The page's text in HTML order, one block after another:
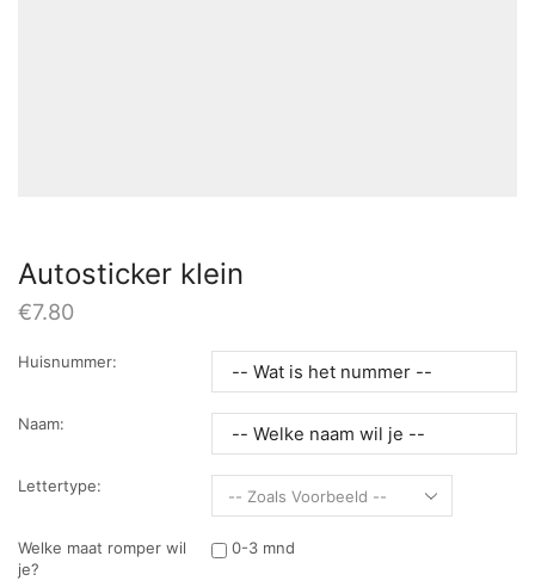
Autosticker klein
€7.80
Huisnummer:
Naam:
Lettertype:
Welke maat romper wil
je?
0-3 mnd